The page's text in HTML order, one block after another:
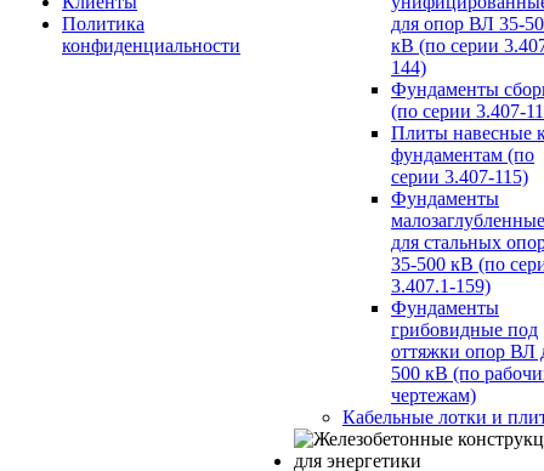
Политика
конфиденциальности
для опор ВЛ 35-
кВ (по серии
144)
Фундаменты
(по серии 3.407-
Плиты навесные
фундаментам (по
серии 3.407-115)
Фундаменты
малозаглубленные
для стальных
35-500 кВ (по
3.407.1-159)
Фундаменты
грибовидные под
оттяжки опор ВЛ
500 кВ (по
чертежам)
Кабельные лотки и